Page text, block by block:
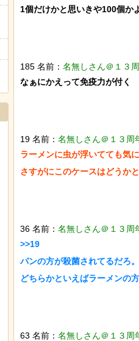
1個だけかと思いきや100個か
185 名前： 名無しさん＠１３
なぁにかえって免疫力が付く
19 名前： 名無しさん＠１３周
ラーメンに虫が浮いてても気
36 名前： 名無しさん＠１３周
>>19
パンの方が殺菌されてるだろ。
63 名前： 名無しさん＠１３周
【動画】大阪人、だんじりにぶ
れる